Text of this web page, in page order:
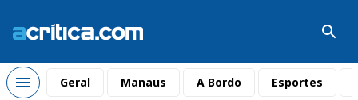
Geral Manaus A Bordo Esportes